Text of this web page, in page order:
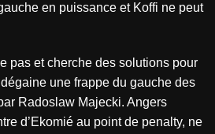
en puissance et Koffi ne peut
pas et cherche des solutions pour
une frappe du gauche des
Radoslaw Majecki. Angers
d’Ekomié au point de penalty, ne